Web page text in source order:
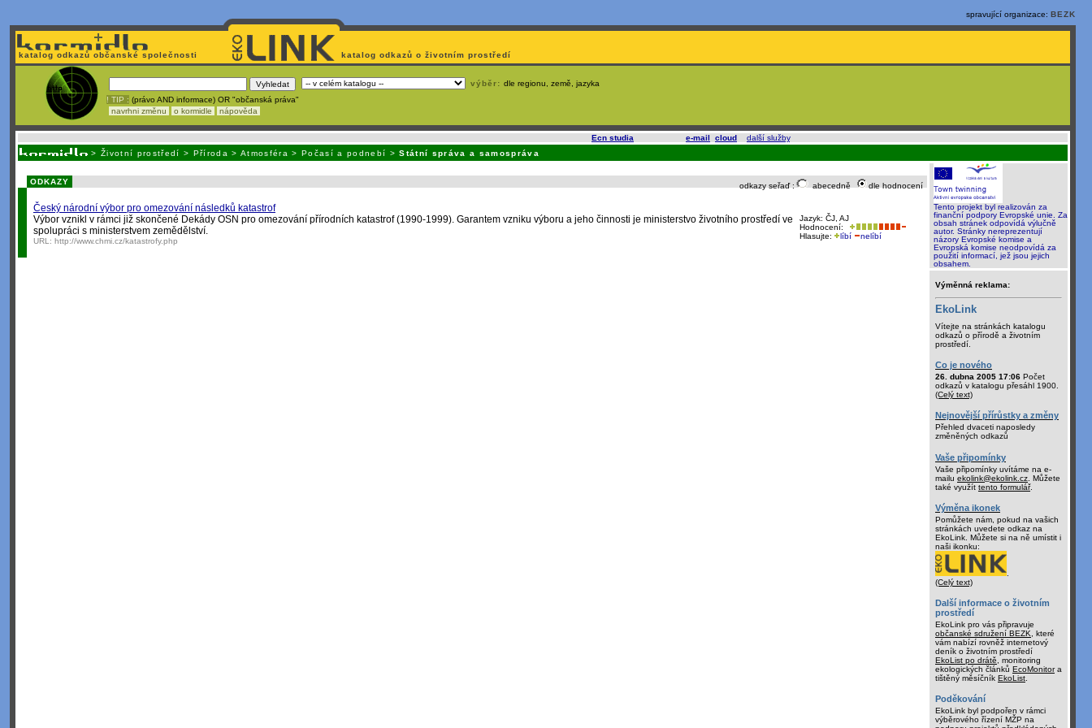
spravující organizace: BEZK
katalog odkazů občanské společnosti katalog odkazů o životním prostředí
výběr: dle regionu, země, jazyka
! TIP : (právo AND informace) OR "občanská práva"
navrhni změnu
o kormidle nápověda
Ecn studia e-mail cloud další služby.
> Životní prostředí > Příroda >Atmosféra >Počasí a podnebí >Státní správa a samospráva
odkazy seřaď : abecedně dle hodnocení
ODKAZY
Český národní výbor pro omezování následků katastrof
Jazyk: ČJ, AJ
Hodnocení:
Hlasujte:
líbí nelíbí
Výbor vznikl v rámci již skončené Dekády OSN pro omezování přírodních katastrof (1990-1999). Garantem vzniku výboru a jeho činnosti je ministerstvo životního prostředí ve
spolupráci s ministerstvem zemědělství.
URL: http://www.chmi.cz/katastrofy.php
Tento projekt byl realizován za
finanční podpory Evropské unie. Za
obsah stránek odpovídá výlučně
autor. Stránky nereprezentují
názory Evropské komise a
Evropská komise neodpovídá za
použití informací, jež jsou jejich
obsahem.
Výměnná reklama:
EkoLink
Vítejte na stránkách katalogu
odkazů o přírodě a životním
prostředí.
Co je nového
26. dubna 2005 17:06 Počet
odkazů v katalogu přesáhl 1900.
(Celý text)
Nejnovější přírůstky a změny
Přehled dvaceti naposledy
změněných odkazů
Vaše připomínky
Vaše připomínky uvítáme na e-
mailu ekolink@ekolink.cz . Můžete
také využít tento formulář.
Výměna ikonek
Pomůžete nám, pokud na vašich
stránkách uvedete odkaz na
EkoLink. Můžete si na ně umístit i
naši ikonku:
(Celý text)
Další informace o životním
prostředí
EkoLink pro vás připravuje
občanské sdružení BEZK , které
vám nabízí rovněž internetový
deník o životním prostředí
EkoList po drátě , monitoring
ekologických článků EcoMonitora
tištěný měsíčník EkoList
Poděkování
EkoLink byl podpořen v rámci
výběrového řízení MŽP na